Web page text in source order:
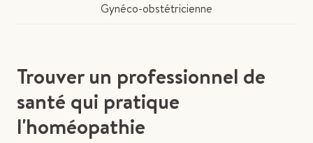
Gynéco-obstétricienne
Trouver un professionnel de
santé qui pratique
l'homéopathie